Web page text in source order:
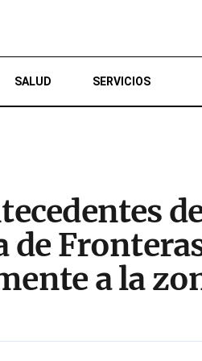
SALUD SERVICIOS
de
a la